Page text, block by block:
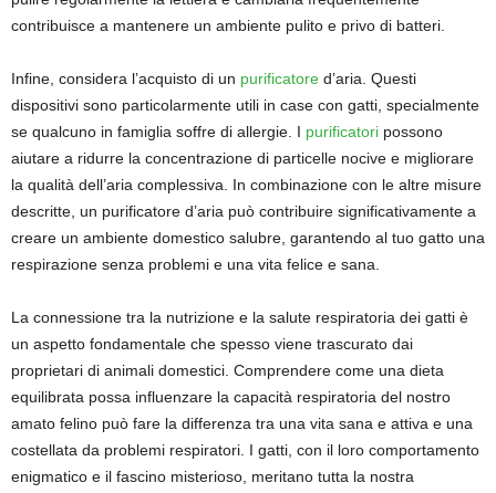
contribuisce a mantenere un ambiente pulito e privo di batteri.
Infine, considera l’acquisto di un purificatore d’aria. Questi
dispositivi sono particolarmente utili in case con gatti, specialmente
se qualcuno in famiglia soffre di allergie. I purificatori possono
aiutare a ridurre la concentrazione di particelle nocive e migliorare
la qualità dell’aria complessiva. In combinazione con le altre misure
descritte, un purificatore d’aria può contribuire significativamente a
creare un ambiente domestico salubre, garantendo al tuo gatto una
respirazione senza problemi e una vita felice e sana.
La connessione tra la nutrizione e la salute respiratoria dei gatti è
un aspetto fondamentale che spesso viene trascurato dai
proprietari di animali domestici. Comprendere come una dieta
equilibrata possa influenzare la capacità respiratoria del nostro
amato felino può fare la differenza tra una vita sana e attiva e una
costellata da problemi respiratori. I gatti, con il loro comportamento
enigmatico e il fascino misterioso, meritano tutta la nostra